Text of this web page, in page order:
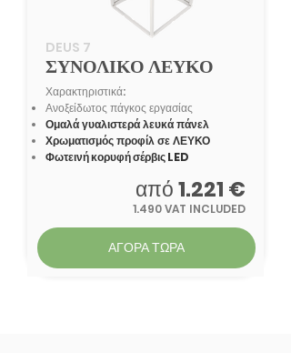
DEUS 7
ΣΥΝΟΛΙΚΟ ΛΕΥΚΟ
Χαρακτηριστικά:
Ανοξείδωτος πάγκος εργασίας
Ομαλά γυαλιστερά λευκά πάνελ
Χρωματισμός προφίλ σε ΛΕΥΚΟ
Φωτεινή κορυφή σέρβις LED
από1.221 €
1.490 VAT INCLUDED
ΑΓΟΡΑ ΤΩΡΑ